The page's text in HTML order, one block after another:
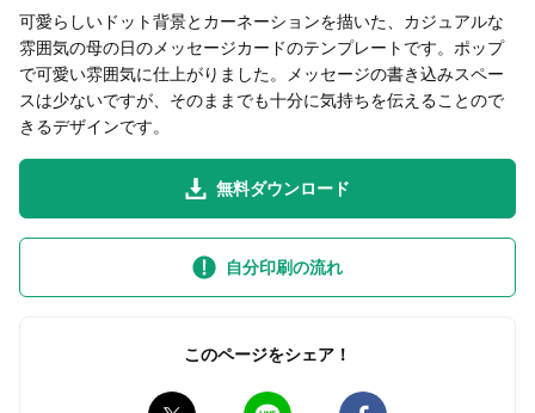
LINE無料スタンプ
無料はがきダウンロード
可愛らしいドット背景とカーネーションを描いた、カジュアルな
雰囲気の母の日のメッセージカードのテンプレートです。ポップ
で可愛い雰囲気に仕上がりました。メッセージの書き込みスペー
スは少ないですが、そのままでも十分に気持ちを伝えることので
きるデザインです。
無料ダウンロード
自分印刷の流れ
このページをシェア！